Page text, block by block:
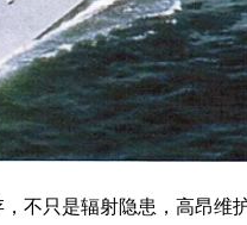
不只是辐射隐患，高昂维